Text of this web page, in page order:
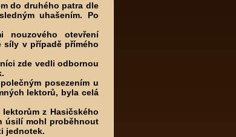
do druhého patra dle
uhašením. Po
nouzového otevření
síly v případě přímého
zde vedli odbornou
posezením u
lektorů, byla celá
z Hasičského
úsilí mohl proběhnout
jednotek.